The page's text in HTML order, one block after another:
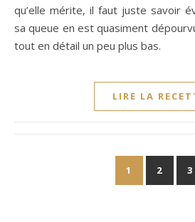
qu’elle mérite, il faut juste savoir
sa queue en est quasiment
tout en détail un peu plus bas.
LIRE LA
1 2 3